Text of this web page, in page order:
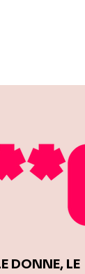
DONNE, LE